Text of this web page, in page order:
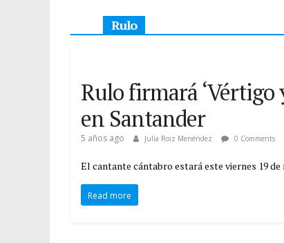
Rulo
Rulo firmará
en Santander
5 años ago Julia Roiz Menéndez 0 Comments
El cantante cántabro estará este viernes 19
Read more